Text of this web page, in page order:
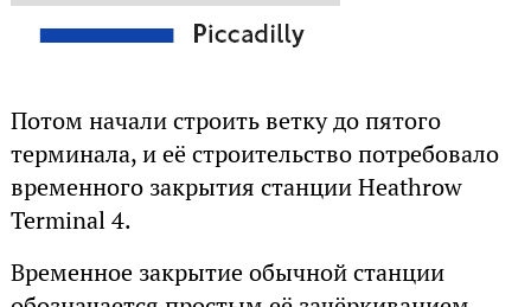
Потом начали строить ветку до пятого
терминала, и её строительство потребовало
временного закрытия станции Heathrow
Terminal 4.
Временное закрытие обычной станции